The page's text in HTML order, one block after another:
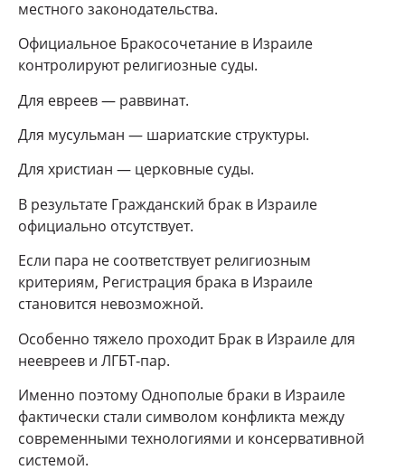
местного законодательства.
Официальное Бракосочетание в Израиле
контролируют религиозные суды.
Для евреев — раввинат.
Для мусульман — шариатские структуры.
Для христиан — церковные суды.
В результате Гражданский брак в Израиле
официально отсутствует.
Если пара не соответствует религиозным
критериям, Регистрация брака в Израиле
становится невозможной.
Особенно тяжело проходит Брак в Израиле для
неевреев и ЛГБТ‑пар.
Именно поэтому Однополые браки в Израиле
фактически стали символом конфликта между
современными технологиями и консервативной
системой.